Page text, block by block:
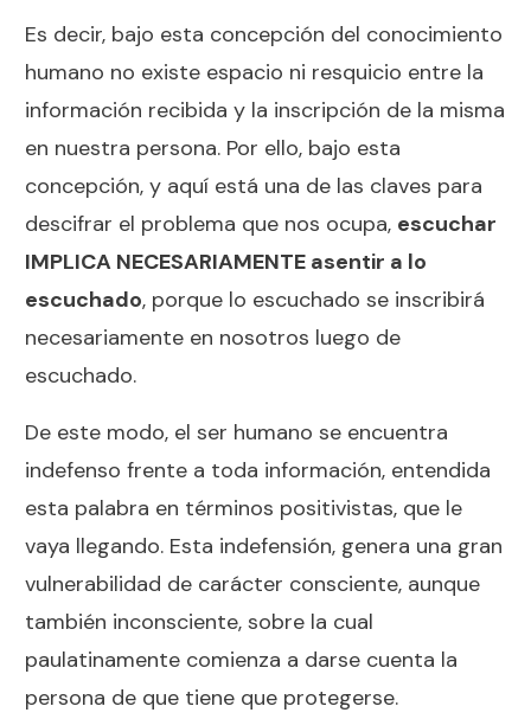
Es decir, bajo esta concepción del conocimiento
humano no existe espacio ni resquicio entre la
información recibida y la inscripción de la misma
en nuestra persona. Por ello, bajo esta
concepción, y aquí está una de las claves para
descifrar el problema que nos ocupa, escuchar
IMPLICA NECESARIAMENTE asentir a lo
escuchado, porque lo escuchado se inscribirá
necesariamente en nosotros luego de
escuchado.
De este modo, el ser humano se encuentra
indefenso frente a toda información, entendida
esta palabra en términos positivistas, que le
vaya llegando. Esta indefensión, genera una gran
vulnerabilidad de carácter consciente, aunque
también inconsciente, sobre la cual
paulatinamente comienza a darse cuenta la
persona de que tiene que protegerse.